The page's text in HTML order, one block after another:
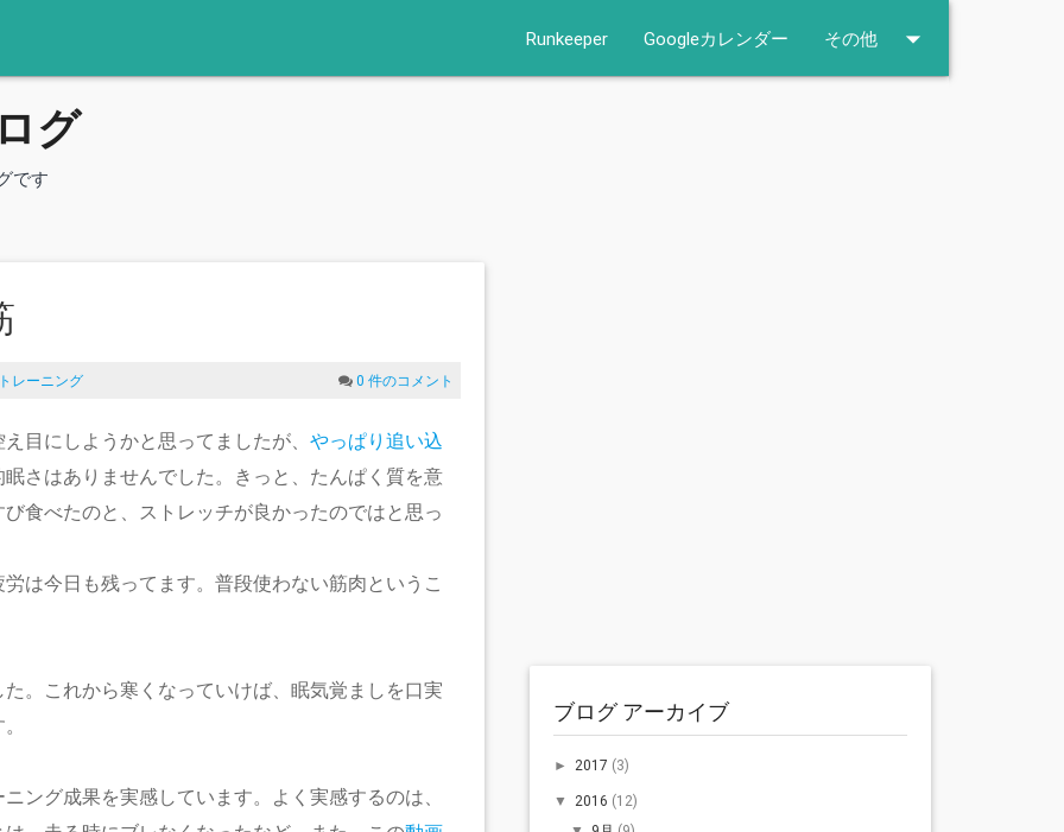
Runkeeper Googleカレンダー その他
グ
です
レーニング 0 件のコメント
目にしようかと思ってましたが、 やっぱり追い込
さはありませんでした。きっと、たんぱく質を意
食べたのと、ストレッチが良かったのではと思っ
は今日も残ってます。普段使わない筋肉というこ
た。これから寒くなっていけば、眠気覚ましを口実
ング成果を実感しています。よく実感するのは、
ブログ アーカイブ
► 2017 (3)
▼ 2016 (12)